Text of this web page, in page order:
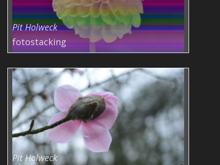
Pit Holweck
fotostacking
Pit Holweck